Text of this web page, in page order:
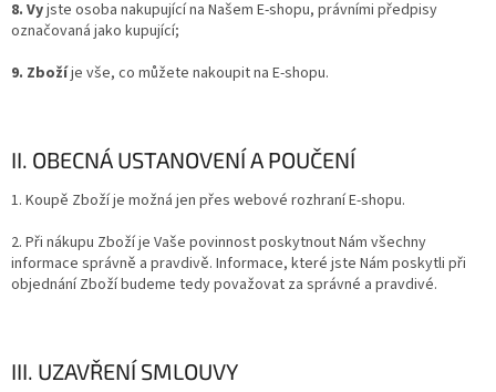
8. Vyjste osoba nakupující na Našem E-shopu, právními předpisy
označovaná jako kupující;
9. Zbožíje vše, co můžete nakoupit na E-shopu.
II. OBECNÁ USTANOVENÍ A POUČENÍ
1. Koupě Zboží je možná jen přes webové rozhraní E-shopu.
2. Při nákupu Zboží je Vaše povinnost poskytnout Nám všechny
informace správně a pravdivě. Informace, které jste Nám poskytli při
objednání Zboží budeme tedy považovat za správné a pravdivé.
III. UZAVŘENÍ SMLOUVY